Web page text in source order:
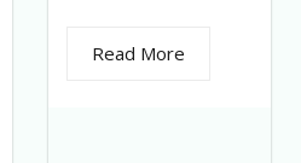
Read More